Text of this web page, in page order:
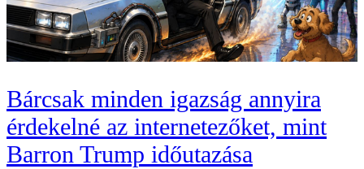
Bárcsak minden igazság annyira
érdekelné az internetezőket, mint
Barron Trump időutazása